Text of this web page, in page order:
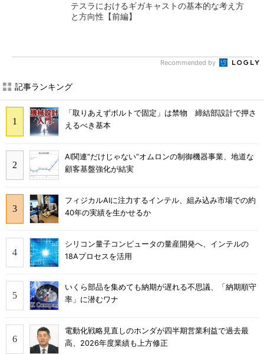
テスラにおけるギガキャストの基本的な考え方
と方向性【前編】
Recommended by
記事ランキング
「取りあえずボルトで固定」は禁物 締結部設計で押さ
えるべき基本
AI関連“だけじゃない”オムロンの制御機器事業、地道な
顧客基盤強化が結実
フィジカルAIに注力するインテル、組み込み市場での約
40年の実績を生かせるか
シリコン量子コンピュータの量産開発へ、インテルの
18Aプロセスを活用
いくら部品を集めても納期が遅れる不思議、「納期順守
率」に潜むワナ
電動化戦略見直しのホンダが四半期営業利益で過去最
高、2026年度業績も上方修正